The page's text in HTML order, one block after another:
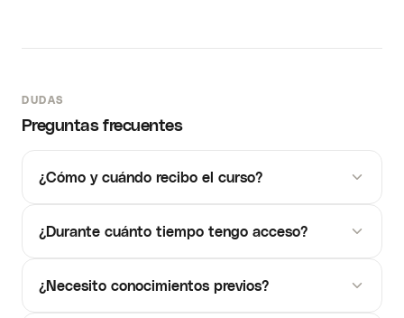
DUDAS
Preguntas frecuentes
¿Cómo y cuándo recibo el curso?
¿Durante cuánto tiempo tengo acceso?
¿Necesito conocimientos previos?